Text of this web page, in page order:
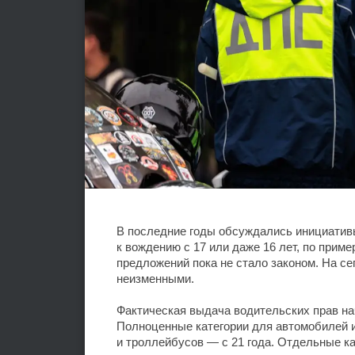
В последние годы обсуждались
к вождению с 17 или даже 16 лет, по
предложений пока не стало законом. На
неизменными.
Фактическая выдача водительских прав
Полноценные категории для автомобилей
и троллейбусов — с 21 года. Отдельные